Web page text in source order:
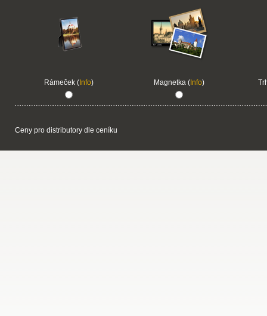
Rámeček (Info) Magnetka (Info)
Ceny pro distributory dle ceníku